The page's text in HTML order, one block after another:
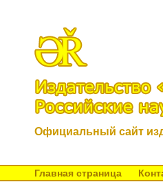
Официальный сайт
Главная страница